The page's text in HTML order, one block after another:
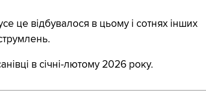
це відбувалося в цьому і сотнях інших
в січні-лютому 2026 року.